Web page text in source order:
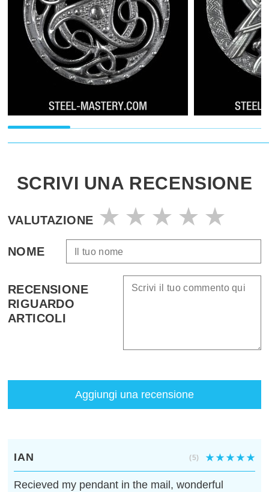
SCRIVI UNA RECENSIONE
VALUTAZIONE
NOME
RECENSIONE
RIGUARDO
ARTICOLI
Aggiungi una recensione
IAN (5)
Recieved my pendant in the mail, wonderful